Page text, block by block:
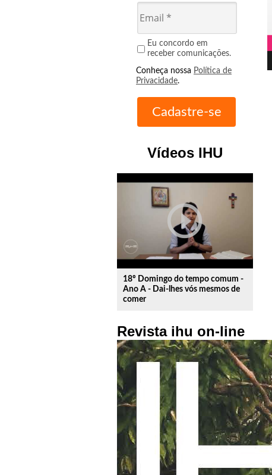
Eu concordo em
receber comunicações.
Conheça nossa Política de
Privacidade.
Vídeos IHU
play_circle_outline
18º Domingo do tempo comum -
Ano A - Dai-lhes vós mesmos de
comer
Revista ihu on-line